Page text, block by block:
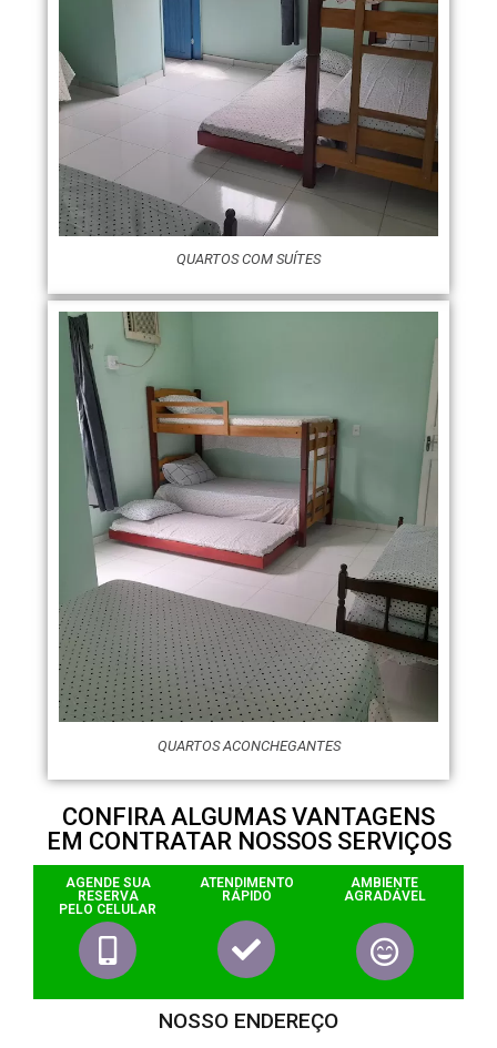
QUARTOS COM SUÍTES
QUARTOS ACONCHEGANTES
CONFIRA ALGUMAS VANTAGENS
EM CONTRATAR NOSSOS SERVIÇOS
AGENDE SUA
RESERVA
PELO CELULAR
ATENDIMENTO
RÁPIDO
AMBIENTE
AGRADÁVEL
NOSSO ENDEREÇO